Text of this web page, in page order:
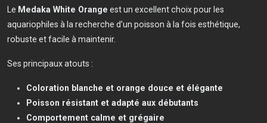
Le Medaka White Orange est un excellent choix pour les
aquariophiles à la recherche d’un poisson à la fois esthétique,
robuste et facile à maintenir.
Ses principaux atouts :
Coloration blanche et orange douce et élégante
Poisson résistant et adapté aux débutants
Comportement calme et grégaire